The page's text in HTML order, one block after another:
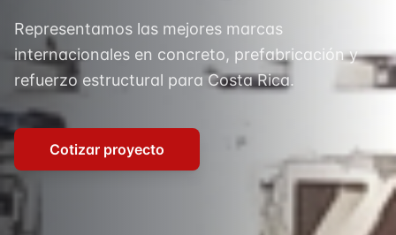
Representamos las mejores marcas
internacionales en concreto, prefabricación y
refuerzo estructural para Costa Rica.
Cotizar proyecto